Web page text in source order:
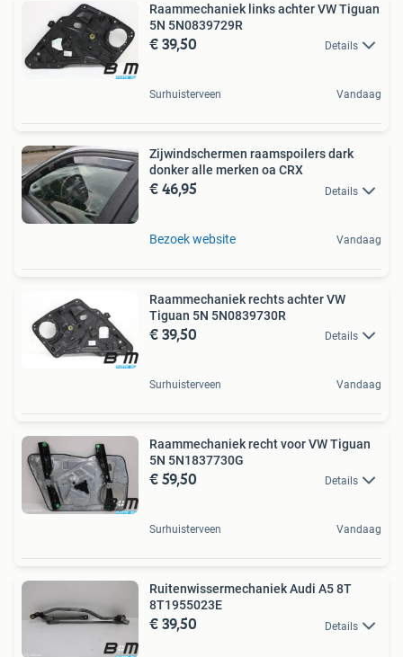
Raammechaniek links achter VW Tiguan
5N 5N0839729R
€ 39,50 Details
Surhuisterveen Vandaag
Zijwindschermen raamspoilers dark
donker alle merken oa CRX
€ 46,95 Details
Bezoek website Vandaag
Raammechaniek rechts achter VW
Tiguan 5N 5N0839730R
€ 39,50 Details
Surhuisterveen Vandaag
Raammechaniek recht voor VW Tiguan
5N 5N1837730G
€ 59,50 Details
Surhuisterveen Vandaag
Ruitenwissermechaniek Audi A5 8T
8T1955023E
€ 39,50 Details